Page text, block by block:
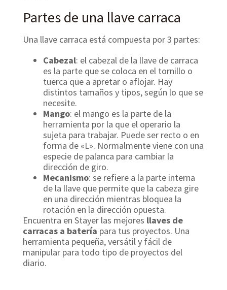
Partes de una llave carraca
Una llave carraca está compuesta por 3 partes:
Cabezal: el cabezal de la llave de carraca
es la parte que se coloca en el tornillo o
tuerca que a apretar o aflojar. Hay
distintos tamaños y tipos, según lo que se
necesite.
Mango: el mango es la parte de la
herramienta por la que el operario la
sujeta para trabajar. Puede ser recto o en
forma de «L». Normalmente viene con una
especie de palanca para cambiar la
dirección de giro.
Mecanismo: se refiere a la parte interna
de la llave que permite que la cabeza gire
en una dirección mientras bloquea la
rotación en la dirección opuesta.
Encuentra en Stayer las mejores llaves de
carracas a batería para tus proyectos. Una
herramienta pequeña, versátil y fácil de
manipular para todo tipo de proyectos del
diario.